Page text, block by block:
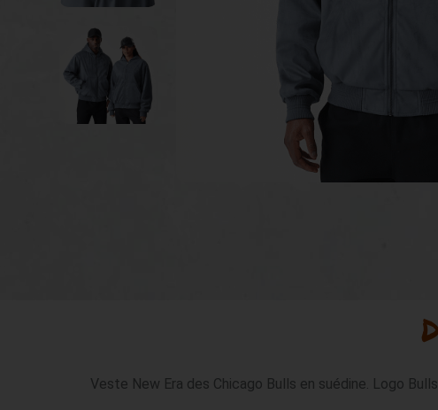
Veste New Era des Chicago Bulls en suédine. Logo